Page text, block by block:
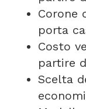
Corone
porta
Costo
partire
Scelta